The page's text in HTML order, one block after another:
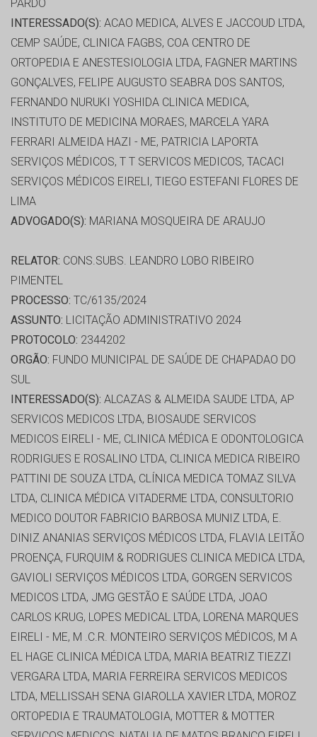
PARDO
INTERESSADO(S): ACAO MEDICA, ALVES E JACCOUD LTDA,
CEMP SAÚDE, CLINICA FAGBS, COA CENTRO DE
ORTOPEDIA E ANESTESIOLOGIA LTDA, FAGNER MARTINS
GONÇALVES, FELIPE AUGUSTO SEABRA DOS SANTOS,
FERNANDO NURUKI YOSHIDA CLINICA MEDICA,
INSTITUTO DE MEDICINA MORAES, MARCELA YARA
FERRARI ALMEIDA HAZI - ME, PATRICIA LAPORTA
SERVIÇOS MÉDICOS, T T SERVICOS MEDICOS, TACACI
SERVIÇOS MÉDICOS EIRELI, TIEGO ESTEFANI FLORES DE
LIMA
ADVOGADO(S): MARIANA MOSQUEIRA DE ARAUJO
RELATOR: CONS.SUBS. LEANDRO LOBO RIBEIRO
PIMENTEL
PROCESSO: TC/6135/2024
ASSUNTO: LICITAÇÃO ADMINISTRATIVO 2024
PROTOCOLO: 2344202
ORGÃO: FUNDO MUNICIPAL DE SAÚDE DE CHAPADAO DO
SUL
INTERESSADO(S): ALCAZAS & ALMEIDA SAUDE LTDA, AP
SERVICOS MEDICOS LTDA, BIOSAUDE SERVICOS
MEDICOS EIRELI - ME, CLINICA MÉDICA E ODONTOLOGICA
RODRIGUES E ROSALINO LTDA, CLINICA MEDICA RIBEIRO
PATTINI DE SOUZA LTDA, CLÍNICA MEDICA TOMAZ SILVA
LTDA, CLINICA MÉDICA VITADERME LTDA, CONSULTORIO
MEDICO DOUTOR FABRICIO BARBOSA MUNIZ LTDA, E.
DINIZ ANANIAS SERVIÇOS MÉDICOS LTDA, FLAVIA LEITÃO
PROENÇA, FURQUIM & RODRIGUES CLINICA MEDICA LTDA,
GAVIOLI SERVIÇOS MÉDICOS LTDA, GORGEN SERVICOS
MEDICOS LTDA, JMG GESTÃO E SAÚDE LTDA, JOAO
CARLOS KRUG, LOPES MEDICAL LTDA, LORENA MARQUES
EIRELI - ME, M .C.R. MONTEIRO SERVIÇOS MÉDICOS, M A
EL HAGE CLINICA MÉDICA LTDA, MARIA BEATRIZ TIEZZI
VERGARA LTDA, MARIA FERREIRA SERVICOS MEDICOS
LTDA, MELLISSAH SENA GIAROLLA XAVIER LTDA, MOROZ
ORTOPEDIA E TRAUMATOLOGIA, MOTTER & MOTTER